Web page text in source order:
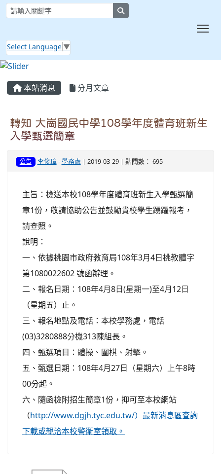
Select Language ▼
本站消息 分月文章
轉知 大崗國民中學108學年度體育班新生
入學甄選簡章
公告 李俊璋-學務處 | 2019-03-29 | 點閱數： 695
主旨：檢送本校108學年度體育班新生入學甄選簡
章1份，敬請協助公告並鼓勵貴校學生踴躍報考，
請查照。
說明：
一、依據桃園市政府教育局108年3月4日桃教體字
第1080022602 號函辦理。
二、報名日期：108年4月8日(星期一)至4月12日
（星期五）止。
三、報名地點及電話：本校學務處，電話
(03)3280888分機313陳組長。
四、甄選項目：體操、圍棋、射擊。
五、甄選日期：108年4月27日（星期六）上午8時
00分起。
六、隨函檢附招生簡章1份，抑可至本校網站
（http://www.dgjh.tyc.edu.tw/）最新消息區查詢
下載或親洽本校警衛室領取。